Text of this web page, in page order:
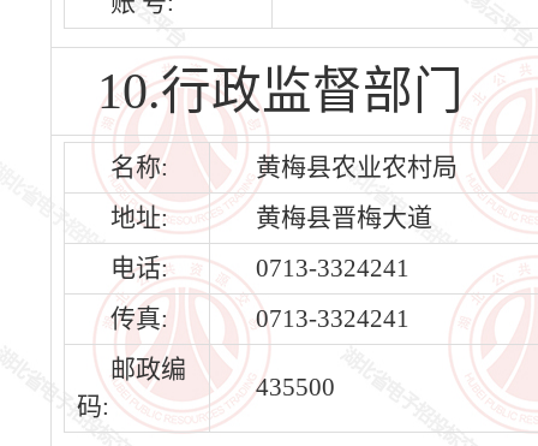
10.行政监督部门
名称:
黄梅县农业农村局
地址:
黄梅县晋梅大道
电话:
0713-3324241
传真:
0713-3324241
邮政编
码:
435500